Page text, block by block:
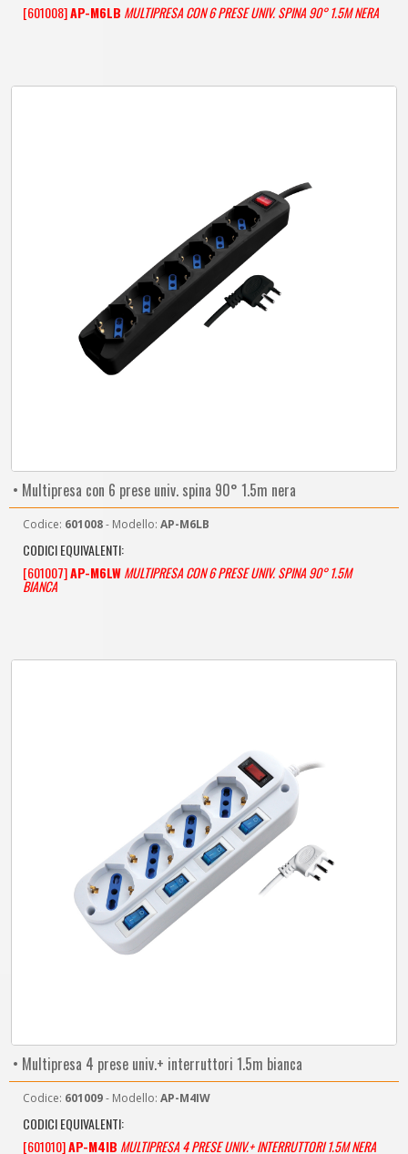
[601008]AP-M6LB MULTIPRESA CON 6 PRESE UNIV. SPINA 90° 1.5M NERA
• Multipresa con 6 prese univ. spina 90° 1.5m nera
Codice: 601008- Modello: AP-M6LB
CODICI EQUIVALENTI:
[601007]AP-M6LWMULTIPRESA CON 6 PRESE UNIV. SPINA 90° 1.5M
BIANCA
• Multipresa 4 prese univ.+ interruttori 1.5m bianca
Codice: 601009- Modello: AP-M4IW
CODICI EQUIVALENTI:
[601010]AP-M4IB MULTIPRESA 4 PRESE UNIV.+ INTERRUTTORI 1.5M NERA